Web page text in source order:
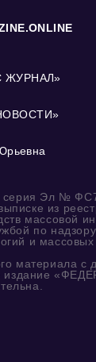
ЖУРНАЛ»
серия Эл №
из
массовой
по
и
материала с
издание